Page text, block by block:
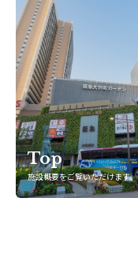
Top
施設概要をご覧いただけます。